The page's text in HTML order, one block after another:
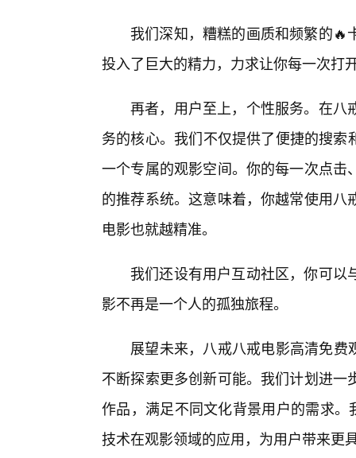
我们深知，糟糕的画质和频繁的
投入了巨大的精力，力求让你每一次打
再者，用户至上，个性服务。在八
务的核心。我们不仅提供了便捷的搜
一个专属的观影空间。你的每一次点
的推荐系统。这意味着，你越常使用
电影也就越精准。
我们还设有用户互动社区，你可
影不再是一个人的孤独旅程。
展望未来，八戒八戒电影高清免费
不断探索更多创新可能。我们计划进
作品，满足不同文化背景用户的需求
技术在观影领域的应用，为用户带来更